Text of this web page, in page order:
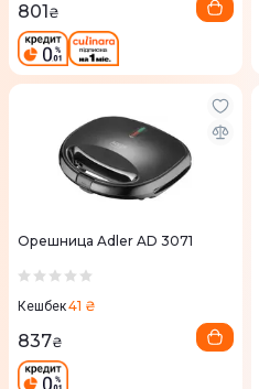
801₴
Орешница Adler AD 3071
Кешбек41 ₴
837₴